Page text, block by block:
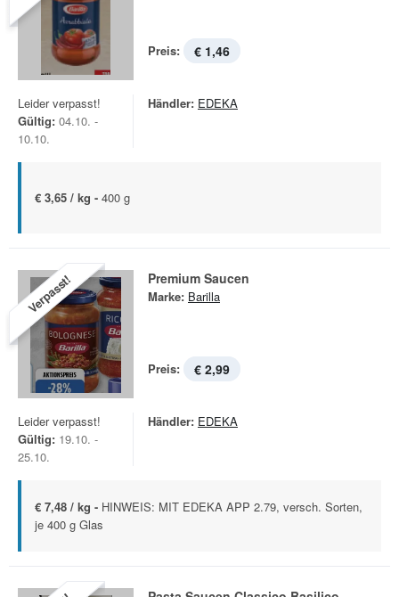
Preis: € 1,46
Leider verpasst!
Gültig: 04.10. -
10.10.
Händler: EDEKA
€ 3,65 / kg - 400 g
Verpasst! Premium Saucen
Marke: Barilla
Preis: € 2,99
Leider verpasst!
Gültig: 19.10. -
25.10.
Händler: EDEKA
€ 7,48 / kg - HINWEIS: MIT EDEKA APP 2.79, versch. Sorten,
je 400 g Glas